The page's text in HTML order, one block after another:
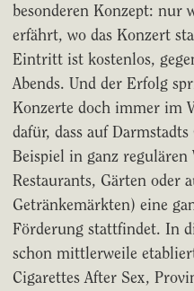
besonderen Konzept: nur
erfährt, wo das Konzert
Eintritt ist kostenlos,
Abends. Und der Erfolg
Konzerte doch immer im
dafür, dass auf
Beispiel in ganz
Restaurants, Gärten oder
Getränkemärkten) eine
Förderung stattfindet. In
schon mittlerweile
Cigarettes After Sex,